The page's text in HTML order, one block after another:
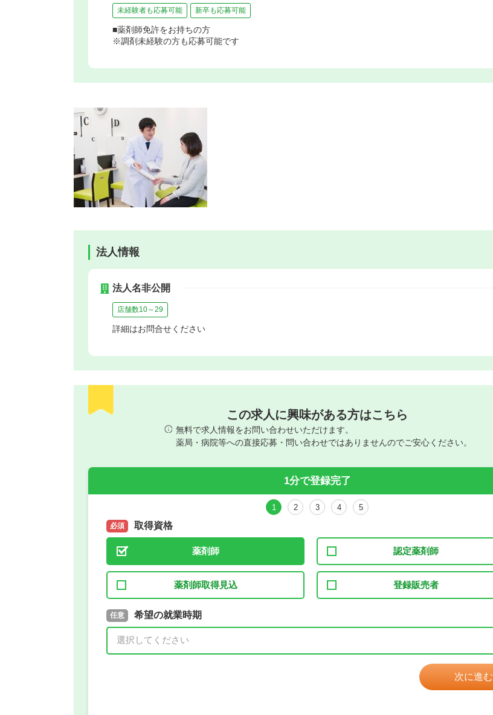
未経験者も応募可能 新卒も応募可能
■薬剤師免許をお持ちの方
※調剤未経験の方も応募可能です
法人情報
法人名非公開
店舗数10～29
詳細はお問合せください
この求人に興味がある方はこちら
無料で求人情報をお問い合わせいただけます。
薬局・病院等への直接応募・問い合わせではありませんのでご安心ください。
1分で登録完了
1 2 3 4 5
必須 取得資格
薬剤師 認定薬剤師
薬剤師取得見込 登録販売者
必須 取得予定年
年 3月
任意 希望の就業時期
次に進む